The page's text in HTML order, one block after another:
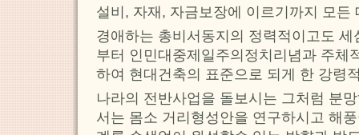
설비, 자재, 자금보장에 이르기까지 모든
경애하는 총비서동지의 정력적이고도
부터 인민대중제일주의정치리념과 주체
하여 현대건축의 표준으로 되게 한 강령
나라의 전반사업을 돌보시는 그처럼 분
서는 몸소 거리형성안을 연구하시고 해